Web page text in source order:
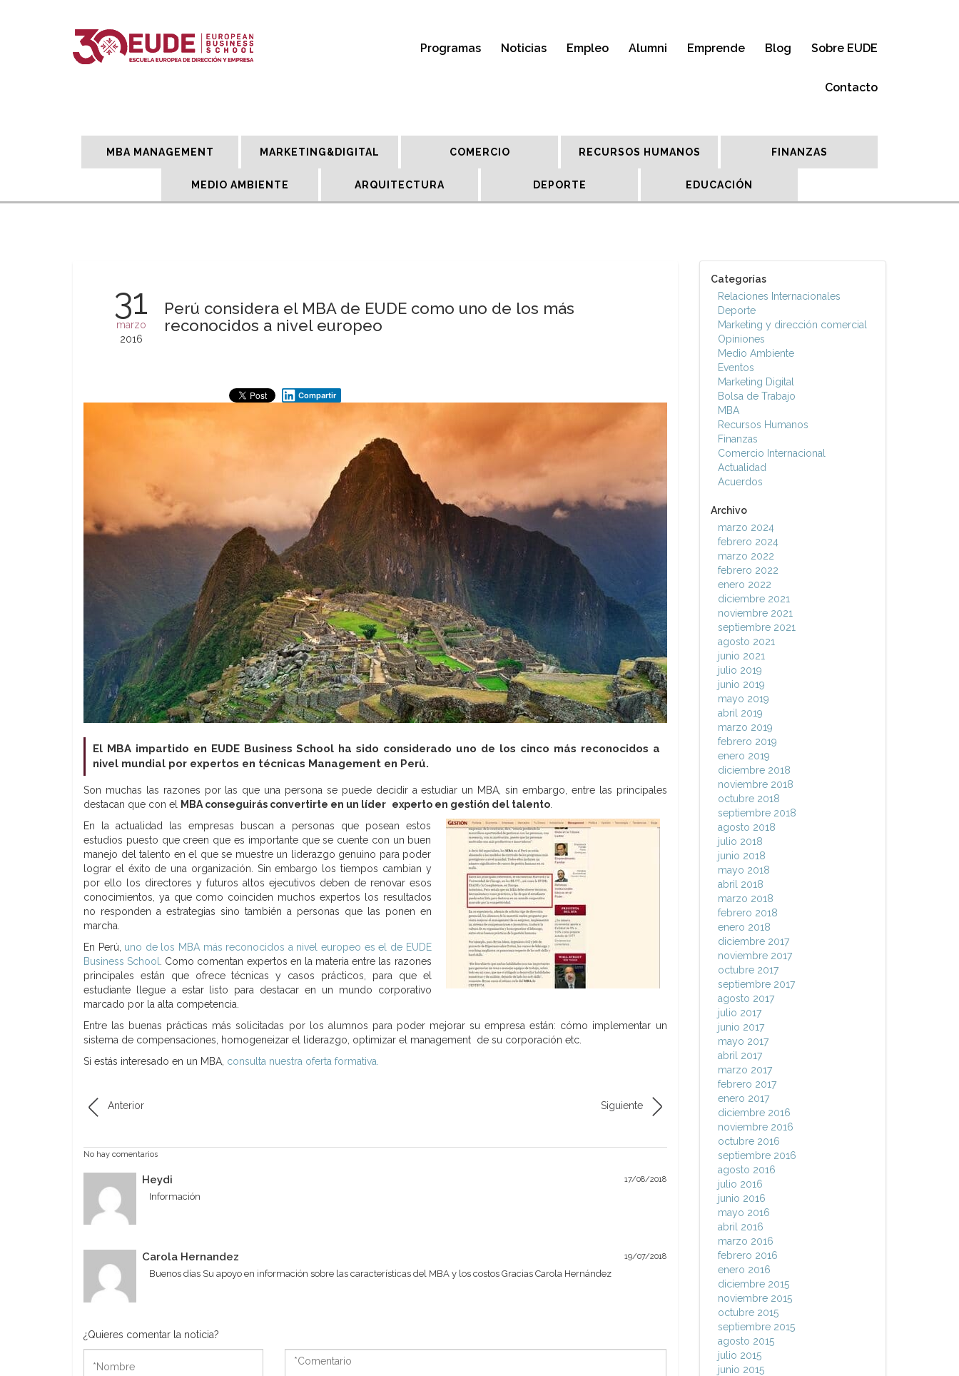
Programas Noticias Empleo Alumni Emprende Blog Sobre EUDE
Contacto
MBA MANAGEMENT MARKETING&DIGITAL COMERCIO RECURSOS HUMANOS FINANZAS
MEDIO AMBIENTE ARQUITECTURA DEPORTE EDUCACIÓN
31
marzo
2016
Perú considera el MBA de EUDE como uno de los más
reconocidos a nivel europeo
Compartir
El MBA impartido en EUDE Business School ha sido considerado uno de los cinco más reconocidos a
nivel mundial por expertos en técnicas Management en Perú.
Son muchas las razones por las que una persona se puede decidir a estudiar un MBA, sin embargo, entre las principales
destacan que con el
MBA conseguirás convertirte en un líder experto en gestión del talento
En la actualidad las empresas buscan a personas que posean estos
estudios puesto que creen que es importante que se cuente con un buen
manejo del talento en el que se muestre un liderazgo genuino para poder
lograr el éxito de una organización. Sin embargo los tiempos cambian y
por ello los directores y futuros altos ejecutivos deben de renovar esos
conocimientos, ya que como coinciden muchos expertos los resultados
no responden a estrategias sino también a personas que las ponen en
marcha.
En Perú, uno de los MBA más reconocidos a nivel europeo es el de EUDE
Business School
. Como comentan expertos en la materia entre las razones
principales están que ofrece técnicas y casos prácticos, para que el
estudiante llegue a estar listo para destacar en un mundo corporativo
marcado por la alta competencia.
Entre las buenas prácticas más solicitadas por los alumnos para poder mejorar su empresa están: cómo implementar un
sistema de compensaciones, homogeneizar el liderazgo, optimizar el management de su corporación etc.
Si estás interesado en un MBA, consulta nuestra oferta formativa.
Anterior Siguiente
No hay comentarios
Heydi 17/08/2018
Información
Carola Hernandez 19/07/2018
Buenos días Su apoyo en información sobre las características del MBA y los costos Gracias Carola Hernández
¿Quieres comentar la noticia?
*Comentario
Categorías
Relaciones Internacionales
Deporte
Marketing y dirección comercial
Opiniones
Medio Ambiente
Eventos
Marketing Digital
Bolsa de Trabajo
MBA
Recursos Humanos
Finanzas
Comercio Internacional
Actualidad
Acuerdos
Archivo
marzo 2024
febrero 2024
marzo 2022
febrero 2022
enero 2022
diciembre 2021
noviembre 2021
septiembre 2021
agosto 2021
junio 2021
julio 2019
junio 2019
mayo 2019
abril 2019
marzo 2019
febrero 2019
enero 2019
diciembre 2018
noviembre 2018
octubre 2018
septiembre 2018
agosto 2018
julio 2018
junio 2018
mayo 2018
abril 2018
marzo 2018
febrero 2018
enero 2018
diciembre 2017
noviembre 2017
octubre 2017
septiembre 2017
agosto 2017
julio 2017
junio 2017
mayo 2017
abril 2017
marzo 2017
febrero 2017
enero 2017
diciembre 2016
noviembre 2016
octubre 2016
septiembre 2016
agosto 2016
julio 2016
junio 2016
mayo 2016
abril 2016
marzo 2016
febrero 2016
enero 2016
diciembre 2015
noviembre 2015
octubre 2015
septiembre 2015
agosto 2015
julio 2015
junio 2015